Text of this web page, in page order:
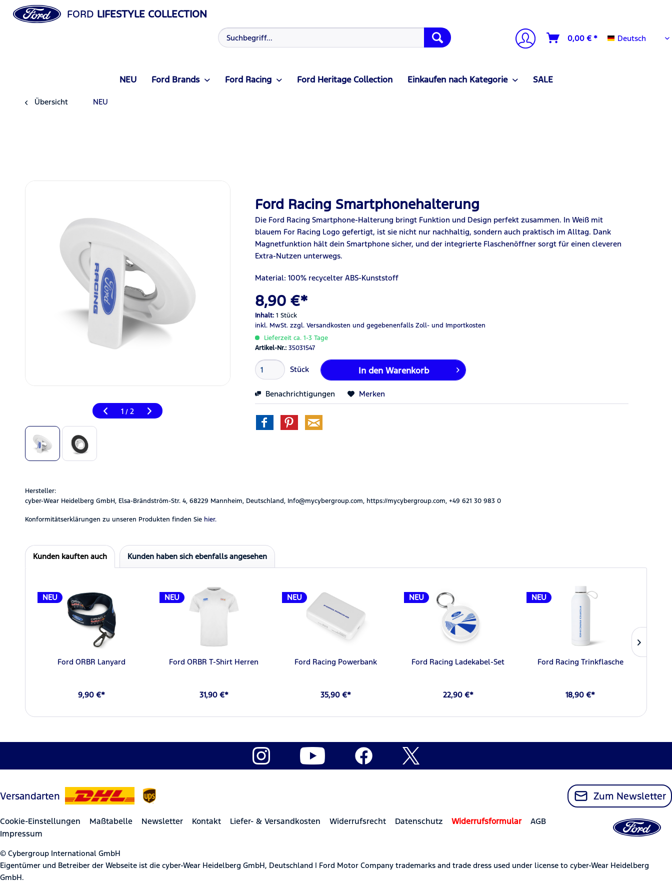
FORD LIFESTYLE COLLECTION
0,00 € * Deutsch
Deutsch
NEU Ford Brands Ford Racing Ford Heritage Collection Einkaufen nach Kategorie SALE
Übersicht NEU
1 / 2
Ford Racing Smartphonehalterung
Die Ford Racing Smartphone-Halterung bringt Funktion und Design perfekt zusammen. In Weiß mit
blauem For Racing Logo gefertigt, ist sie nicht nur nachhaltig, sondern auch praktisch im Alltag. Dank
Magnetfunktion hält dein Smartphone sicher, und der integrierte Flaschenöffner sorgt für einen cleveren
Extra-Nutzen unterwegs.
Material: 100% recycelter ABS-Kunststoff
8,90 €*
Inhalt:1 Stück
inkl. MwSt.zzgl. Versandkosten und gegebenenfalls Zoll- und Importkosten
Lieferzeit ca. 1-3 Tage
Artikel-Nr.:35031547
Stück In den Warenkorb
Benachrichtigungen Merken
Hersteller:
cyber-Wear Heidelberg GmbH, Elsa-Brändström-Str. 4, 68229 Mannheim, Deutschland, Info@mycybergroup.com, https://mycybergroup.com, +49 621 30 983 0
Konformitätserklärungen zu unseren Produkten finden Sie hier.
Kunden kauften auch Kunden haben sich ebenfalls angesehen
NEU
Ford ORBR Lanyard
9,90 €*
NEU
Ford ORBR T-Shirt Herren
31,90 €*
NEU
Ford Racing Powerbank
35,90 €*
NEU
Ford Racing Ladekabel-Set
22,90 €*
NEU
Ford Racing Trinkflasche
18,90 €*
Versandarten Zum Newsletter
Cookie-Einstellungen Maßtabelle Newsletter Kontakt Liefer- & Versandkosten Widerrufsrecht Datenschutz Widerrufsformular
AGB
Impressum
© Cybergroup International GmbH
Eigentümer und Betreiber der Webseite ist die cyber-Wear Heidelberg GmbH, Deutschland | Ford Motor Company trademarks and trade dress used under license to cyber-Wear Heidelberg
GmbH.